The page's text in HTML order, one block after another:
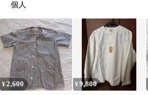
個人
¥2,600 ¥9,800